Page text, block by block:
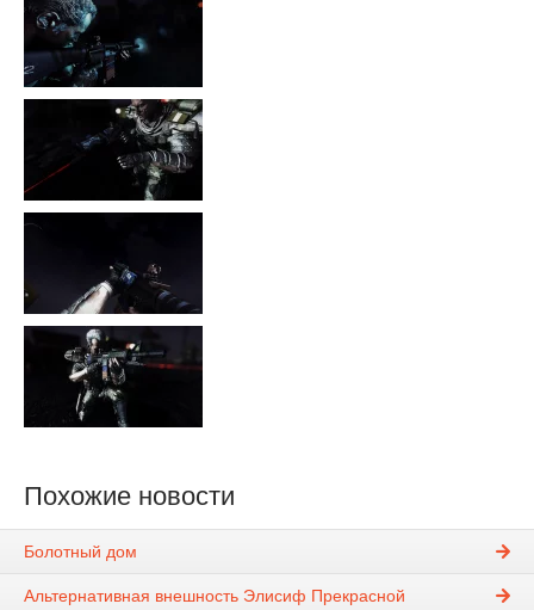
Похожие новости
Болотный дом
Альтернативная внешность Элисиф Прекрасной